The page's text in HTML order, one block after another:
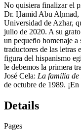
No quisiera finalizar el
Dr. Ḥāmid Abū Aḥmad,
Universidad de Azhar,
julio de 2020. A su
un pequeño homenaje
traductores de las letras
figura del hispanismo
le debemos la primera
José Cela: La familia de
de octubre de 1989. ¡En
Details
Pages